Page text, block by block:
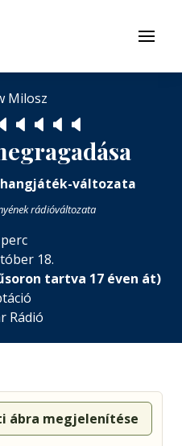
Menü
Milosz
🔈 🔈 🔈 🔈
változata
rádióváltozata
18.
tartva 17 éven át)
Rádió
ábra megjelenítése